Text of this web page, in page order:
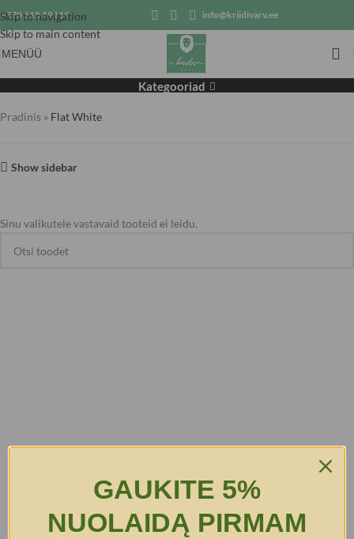
Skip to navigation
Skip to main content
+370 615 19119 info@kriidivarv.ee
MENÜÜ Flat White
Kategooriad
Pradinis » Flat White
Show sidebar
Sinu valikutele vastavaid tooteid ei leidu.
GAUKITE 5%
NUOLAIDĄ PIRMAM